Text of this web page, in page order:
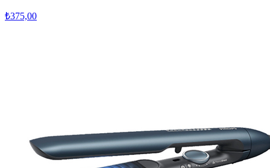
₺375,00